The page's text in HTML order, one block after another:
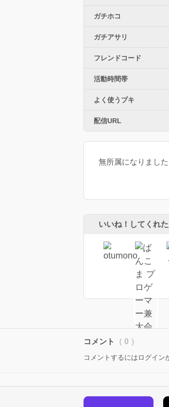
ガチホコ
ガチアサリ
フレンドコード
活動時間帯
よく使うブキ
配信URL
無所属になりまし
いいね！してくれ
コメント （ 0 ）
コメントするにはログイン